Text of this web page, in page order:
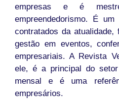
empresas e é
empreendedorismo. É
contratados da
gestão em eventos,
empresariais. A Revista
ele, é a principal do
mensal e é uma
empresários.